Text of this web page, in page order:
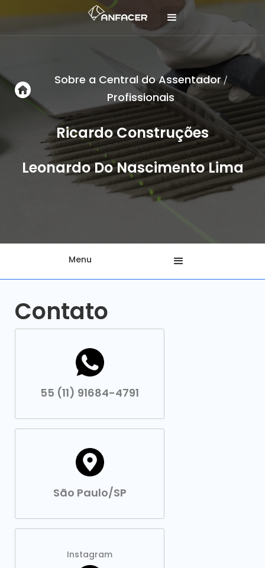
Sobre a Central do Assentador/
Profissionais
Ricardo Construções
Leonardo Do Nascimento Lima
Menu
Contato
55 (11) 91684-4791
São Paulo/SP
Instagram